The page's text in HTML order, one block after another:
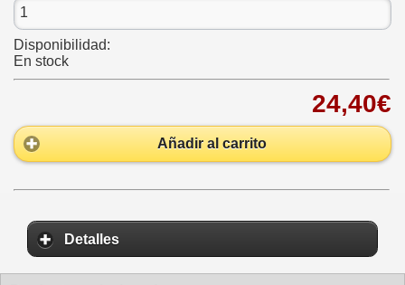
Disponibilidad:
En stock
24,40€
Añadir al carrito
Detalles